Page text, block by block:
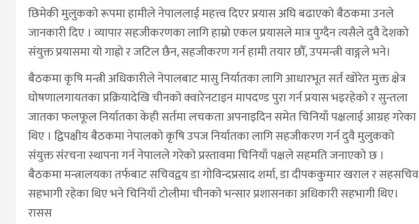
छिमेकी मुलुकको रूपमा हामीले नेपाललाई महत्त्व दिएर प्रयास अघि बढाएको बैठकमा उनले
जानकारी दिए । व्यापार सहजीकरणका लागि हाम्रो एकल प्रयासले मात्र पुग्दैन त्यसैले दुवै देशको
संयुक्त प्रयासमा यो गाह्रो र जटिल छैन, सहजीकरण गर्न हामी तयार छौँ, उपमन्त्री वाङ्गले भने।
बैठकमा कृषि मन्त्री अधिकारीले नेपालबाट मासु निर्यातका लागि आधारभूत सर्त खोरेत मुक्त क्षेत्र
घोषणालगायतका प्रक्रियादेखि चीनको क्वारेनटाइन मापदण्ड पुरा गर्न प्रयास भइरहेको र सुन्तला
जातका फलफूल निर्यातका केही सर्तमा लचकता अपनाइदिन समेत चिनियाँ पक्षलाई आग्रह गरेका
थिए । द्विपक्षीय बैठकमा नेपालको कृषि उपज निर्यातका लागि सहजीकरण गर्न दुवै मुलुकको
संयुक्त संरचना स्थापना गर्न नेपालले गरेको प्रस्तावमा चिनियाँ पक्षले सहमति जनाएको छ ।
बैठकमा मन्त्रालयका तर्फबाट सचिवद्वय डा गोविन्दप्रसाद शर्मा, डा दीपककुमार खराल र सहसचिव
सहभागी रहेका थिए भने चिनियाँ टोलीमा चीनको भन्सार प्रशासनका अधिकारी सहभागी थिए।
रासस